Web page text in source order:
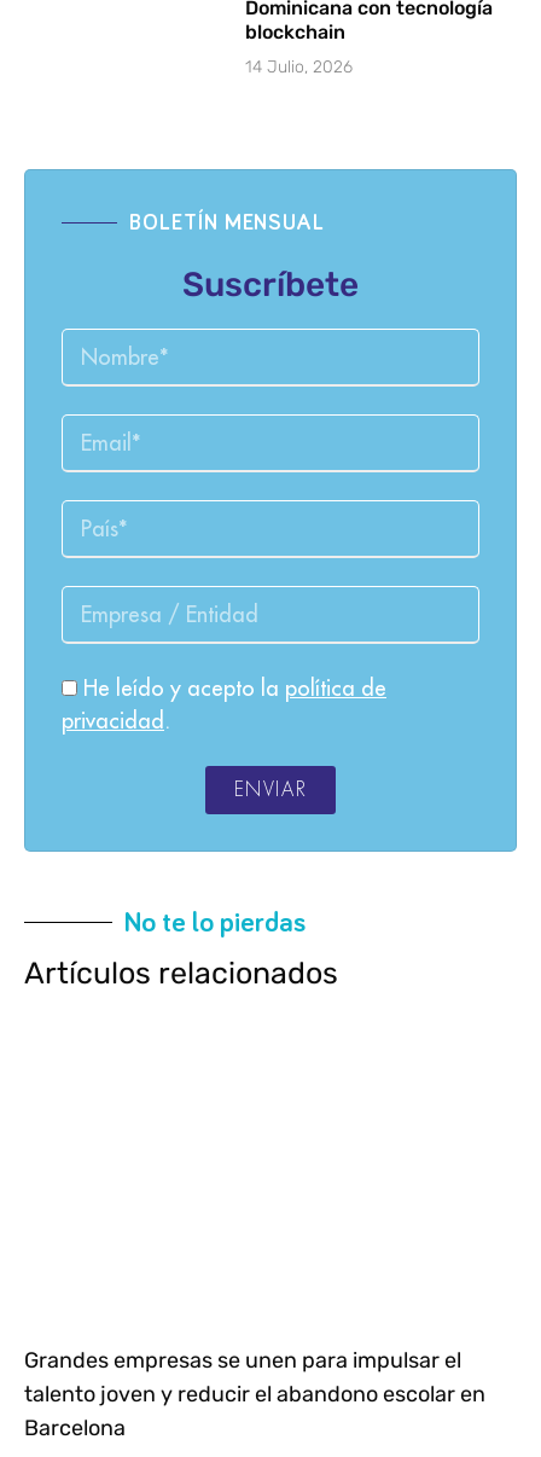
Dominicana con tecnología
blockchain
14 Julio, 2026
BOLETÍN MENSUAL
Suscríbete
He leído y acepto la política de
privacidad .
ENVIAR
No te lo pierdas
Artículos relacionados
Grandes empresas se unen para impulsar el
talento joven y reducir el abandono escolar en
Barcelona